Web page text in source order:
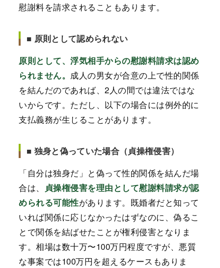
慰謝料を請求されることもあります。
■ 原則として認められない
原則として、浮気相手からの慰謝料請求は認め
られません。 成人の男女が合意の上で性的関係
を結んだのであれば、2人の間では違法ではな
いからです。ただし、以下の場合には例外的に
支払義務が生じることがあります。
■ 独身と偽っていた場合（貞操権侵害）
「自分は独身だ」と偽って性的関係を結んだ場
合は、
貞操権侵害を理由として慰謝料請求が認
められる可能性があります。既婚者だと知って
いれば関係に応じなかったはずなのに、偽るこ
とで関係を結ばせたことが権利侵害となりま
す。相場は数十万〜100万円程度ですが、悪質
な事案では100万円を超えるケースもありま